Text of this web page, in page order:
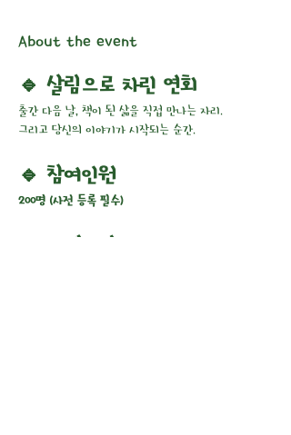
About the event
🔹 살림으로 차린 연회
​출간 다음 날, 책이 된 삶을 직접 만나는 자리.
그리고 당신의 이야기가 시작되는 순간.
​🔹 참여인원
200명 (사전 등록 필수)